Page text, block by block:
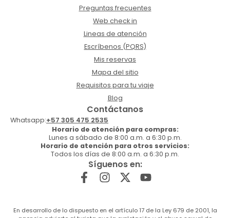
Preguntas frecuentes
Web check in
Lineas de atención
Escríbenos (PQRS)
Mis reservas
Mapa del sitio
Requisitos para tu viaje
Blog
Contáctanos
Whatsapp:+57 305 475 2535
Horario de atención para compras:
Lunes a sábado de 8:00 a.m. a 6:30 p.m.
Horario de atención para otros servicios:
Todos los días de 8:00 a.m. a 6:30 p.m.
Síguenos en:
En desarrollo de lo dispuesto en el artículo 17 de la Ley 679 de 2001, la